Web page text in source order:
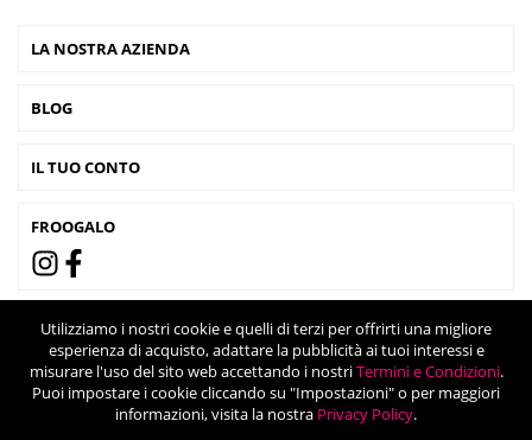
Utilizziamo i nostri cookie e quelli di terzi per offrirti una migliore
esperienza di acquisto, adattare la pubblicità ai tuoi interessi e
misurare l'uso del sito web accettando i nostriTermini e Condizioni.
Puoi impostare i cookie cliccando su "Impostazioni" o per maggiori
informazioni, visita la nostra Privacy Policy.
LA NOSTRA AZIENDA
BLOG
IL TUO CONTO
FROOGALO